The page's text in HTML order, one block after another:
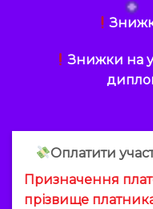
Знижки на
Оплатити
Призначення
прізвище